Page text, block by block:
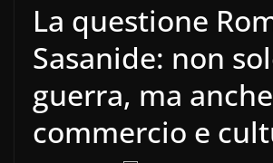
La questione
Sasanide: non
guerra, ma anche
commercio e